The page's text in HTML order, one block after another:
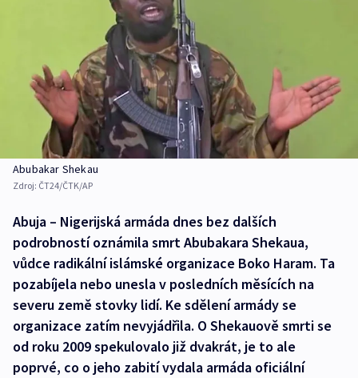
Abubakar Shekau
Zdroj: ČT24/ČTK/AP
Abuja – Nigerijská armáda dnes bez dalších
podrobností oznámila smrt Abubakara Shekaua,
vůdce radikální islámské organizace Boko Haram. Ta
pozabíjela nebo unesla v posledních měsících na
severu země stovky lidí. Ke sdělení armády se
organizace zatím nevyjádřila. O Shekauově smrti se
od roku 2009 spekulovalo již dvakrát, je to ale
poprvé, co o jeho zabití vydala armáda oficiální